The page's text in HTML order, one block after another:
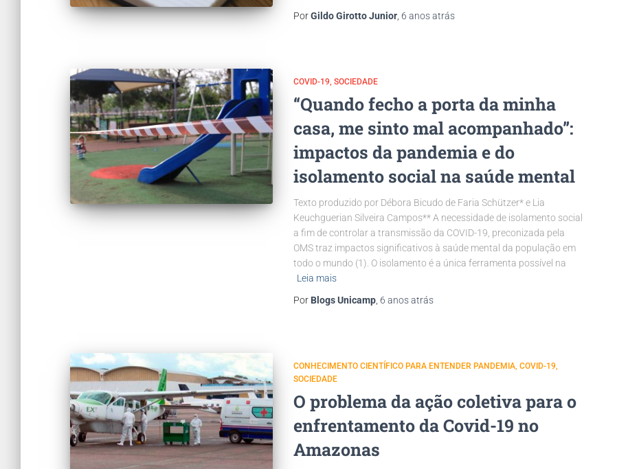
PorGildo Girotto Junior 6 anosatrás
COVID-19 SOCIEDADE
“Quando fecho a porta da minha
casa, me sinto mal acompanhado”:
impactos da pandemia e do
isolamento social na saúde mental
Texto produzido por Débora Bicudo de Faria Schützer* e Lia
Keuchguerian Silveira Campos** A necessidade de isolamento social
a fim de controlar a transmissão da COVID-19, preconizada pela
OMS traz impactos significativos à saúde mental da população em
todo o mundo (1). O isolamento é a única ferramenta possível na
Leia mais
Por Blogs Unicamp 6 anosatrás
CONHECIMENTO CIENTÍFICO PARA ENTENDER PANDEMIA COVID-19
SOCIEDADE
O problema da ação coletiva para o
enfrentamento da Covid-19 no
Amazonas